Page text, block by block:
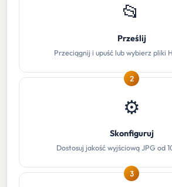
📂
Prześlij
Przeciągnij i upuść lub wybierz pliki
2
⚙️
Skonfiguruj
Dostosuj jakość wyjściową JPG od
3